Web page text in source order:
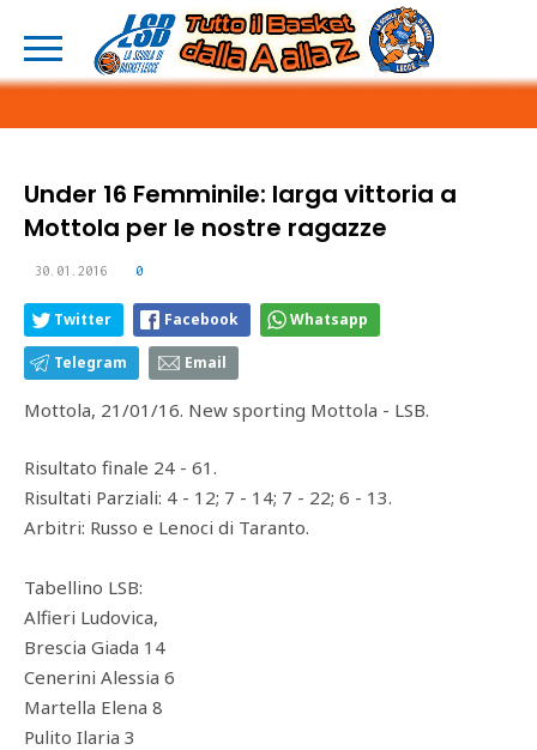
Under 16 Femminile: larga vittoria a
Mottola per le nostre ragazze
30.01.2016 0
Twitter Facebook Whatsapp
Telegram Email
Mottola, 21/01/16. New sporting Mottola - LSB.
Risultato finale 24 - 61.
Risultati Parziali: 4 - 12; 7 - 14; 7 - 22; 6 - 13.
Arbitri: Russo e Lenoci di Taranto.
Tabellino LSB:
Alfieri Ludovica,
Brescia Giada 14
Cenerini Alessia 6
Martella Elena 8
Pulito Ilaria 3